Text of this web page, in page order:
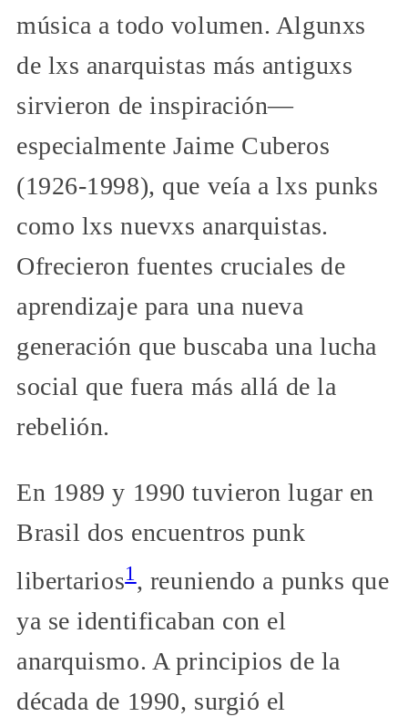
música a todo volumen. Algunxs
de lxs anarquistas más antiguxs
sirvieron de inspiración—
especialmente Jaime Cuberos
(1926-1998), que veía a lxs punks
como lxs nuevxs anarquistas.
Ofrecieron fuentes cruciales de
aprendizaje para una nueva
generación que buscaba una lucha
social que fuera más allá de la
rebelión.
En 1989 y 1990 tuvieron lugar en
Brasil dos encuentros punk
libertarios1 , reuniendo a punks que
ya se identificaban con el
anarquismo. A principios de la
década de 1990, surgió el